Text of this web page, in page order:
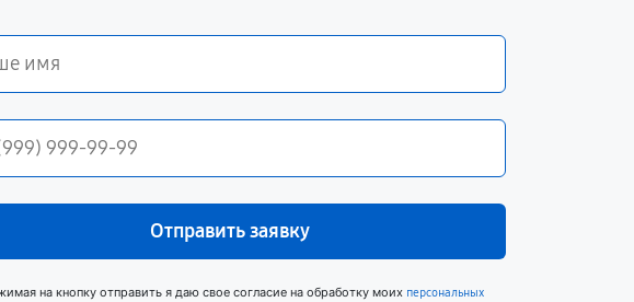
Отправить заявку
на кнопку отправить я даю свое согласие на обработку моих персональных